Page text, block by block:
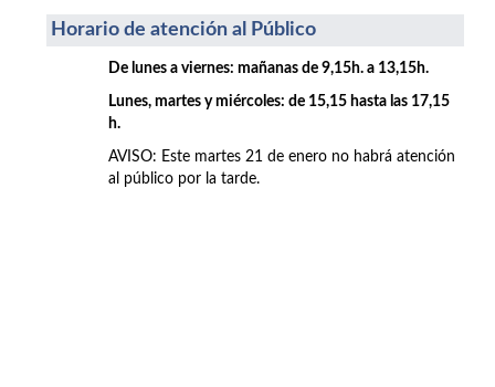
Horario de atención al Público
De lunes a viernes: mañanas de 9,15h. a 13,15h.
Lunes, martes y miércoles: de 15,15 hasta las 17,15
h.
AVISO: Este martes 21 de enero no habrá atención
al público por la tarde.